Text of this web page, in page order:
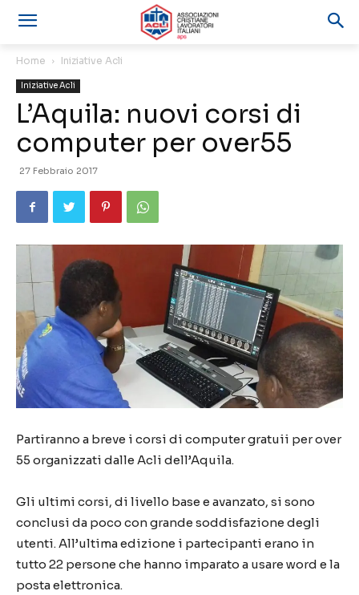
Home Iniziative Acli
Iniziative Acli
L’Aquila: nuovi corsi di
computer per over55
27 Febbraio 2017
Partiranno a breve i corsi di computer gratuii per over
55 organizzati dalle Acli dell’Aquila.
Gli ultimi corsi, di livello base e avanzato, si sono
conclusi da poco con grande soddisfazione degli
utenti. All’ultima edizione i partecipanti erano in
tutto 22 persone che hanno imparato a usare word e la
posta elettronica.